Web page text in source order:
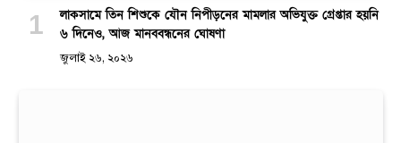
লাকসামে তিন শিশুকে যৌন নিপীড়নের মামলার অভিযুক্ত গ্রেপ্তার হয়নি
৬ দিনেও, আজ মানববন্ধনের ঘোষণা
জুলাই ২৬, ২০২৬